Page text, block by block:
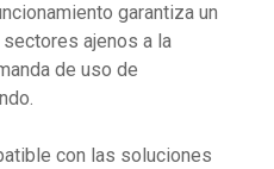
garantiza un
ajenos a la
de uso de
con las soluciones